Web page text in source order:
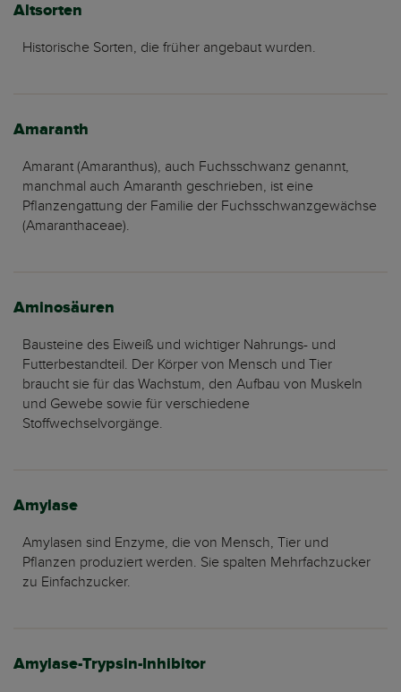
Altsorten
Historische Sorten, die früher angebaut wurden.
Amaranth
Amarant (Amaranthus), auch Fuchsschwanz genannt,
manchmal auch Amaranth geschrieben, ist eine
Pflanzengattung der Familie der Fuchsschwanzgewächse
(Amaranthaceae).
Aminosäuren
Bausteine des Eiweiß und wichtiger Nahrungs- und
Futterbestandteil. Der Körper von Mensch und Tier
braucht sie für das Wachstum, den Aufbau von Muskeln
und Gewebe sowie für verschiedene
Stoffwechselvorgänge.
Amylase
Amylasen sind Enzyme, die von Mensch, Tier und
Pflanzen produziert werden. Sie spalten Mehrfachzucker
zu Einfachzucker.
Amylase-Trypsin-Inhibitor